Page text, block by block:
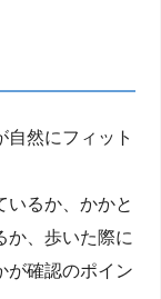
然にフィット
いるか、かかと
か、歩いた際に
が確認のポイン